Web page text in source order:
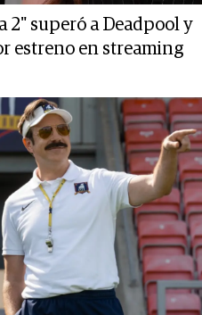
2" superó a Deadpool y
estreno en streaming